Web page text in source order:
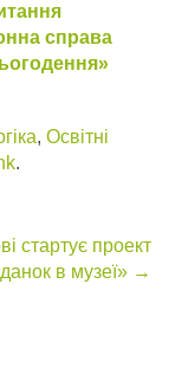
справа
, Освітні
.
стартує проект
в музеї» →